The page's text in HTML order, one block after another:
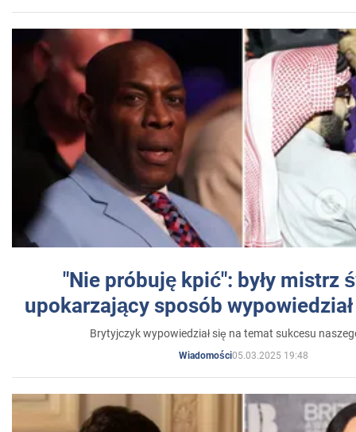
"Nie próbuję kpić": były mistrz
upokarzający sposób
Brytyjczyk wypowiedział się na temat sukcesu
Wiadomości05.03.2025 19:48